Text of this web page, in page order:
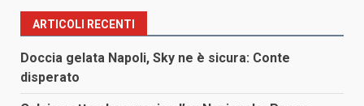
ARTICOLI RECENTI
Doccia gelata Napoli, Sky ne è sicura: Conte
disperato